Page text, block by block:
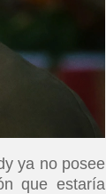
ya no posee
que estaría